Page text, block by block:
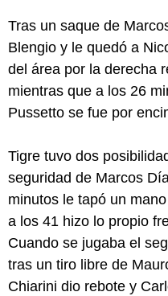
Tras un saque de
Blengio y le quedó a
del área por la derecha
mientras que a los 26
Pussetto se fue por
Tigre tuvo dos
seguridad de Marcos
minutos le tapó un
a los 41 hizo lo propio
Cuando se jugaba el
tras un tiro libre de
Chiarini dio rebote y